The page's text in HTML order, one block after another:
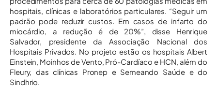
hospitais, clínicas e laboratórios particulares. “Seguir um
padrão pode reduzir custos. Em casos de infarto do
miocárdio, a redução é de 20%”, disse Henrique
Salvador, presidente da Associação Nacional dos
Hospitais Privados. No projeto estão os hospitais Albert
Einstein, Moinhos de Vento, Pró-Cardíaco e HCN, além do
Fleury, das clínicas Pronep e Semeando Saúde e do
Sindhrio.